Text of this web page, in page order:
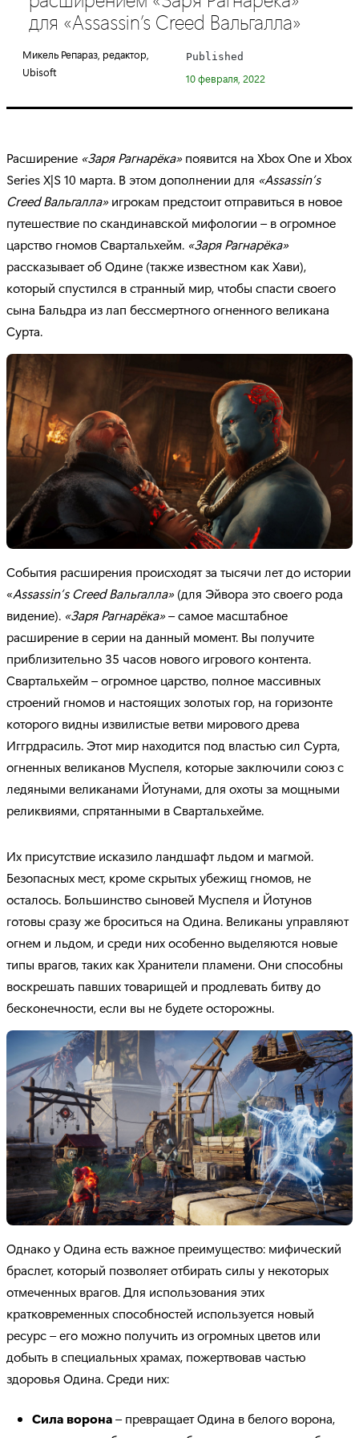
g
r
:
для «Assassin’s Creed Вальгалла»
Микель Репараз, редактор,
Ubisoft
Published
10 февраля, 2022
Расширение «Заря Рагнарёка»появится на Xbox One и Xbox
Series X|S 10 марта. В этом дополнении для «Assassin’s
Creed Вальгалла»игрокам предстоит отправиться в новое
путешествие по скандинавской мифологии – в огромное
царство гномов Свартальхейм. «Заря Рагнарёка»
рассказывает об Одине (также известном как Хави),
который спустился в странный мир, чтобы спасти своего
сына Бальдра из лап бессмертного огненного великана
Сурта.
События расширения происходят за тысячи лет до истории
«Assassin’s Creed Вальгалла»(для Эйвора это своего рода
видение). «Заря Рагнарёка»– самое масштабное
расширение в серии на данный момент. Вы получите
приблизительно 35 часов нового игрового контента.
Свартальхейм – огромное царство, полное массивных
строений гномов и настоящих золотых гор, на горизонте
которого видны извилистые ветви мирового древа
Иггрдрасиль. Этот мир находится под властью сил Сурта,
огненных великанов Муспеля, которые заключили союз с
ледяными великанами Йотунами, для охоты за мощными
реликвиями, спрятанными в Свартальхейме.
Их присутствие исказило ландшафт льдом и магмой.
Безопасных мест, кроме скрытых убежищ гномов, не
осталось. Большинство сыновей Муспеля и Йотунов
готовы сразу же броситься на Одина. Великаны управляют
огнем и льдом, и среди них особенно выделяются новые
типы врагов, таких как Хранители пламени. Они способны
воскрешать павших товарищей и продлевать битву до
бесконечности, если вы не будете осторожны.
Однако у Одина есть важное преимущество: мифический
браслет, который позволяет отбирать силы у некоторых
отмеченных врагов. Для использования этих
кратковременных способностей используется новый
ресурс – его можно получить из огромных цветов или
добыть в специальных храмах, пожертвовав частью
здоровья Одина. Среди них:
Сила ворона– превращает Одина в белого ворона,